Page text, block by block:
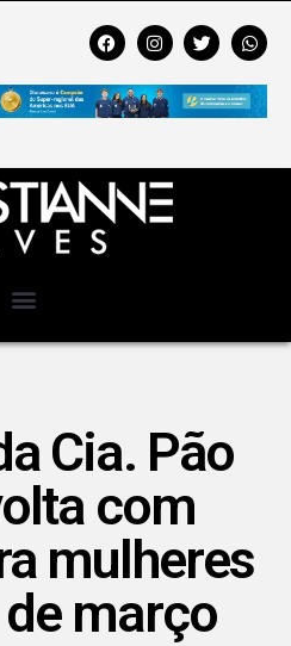
Cia. Pão
com
mulheres
março